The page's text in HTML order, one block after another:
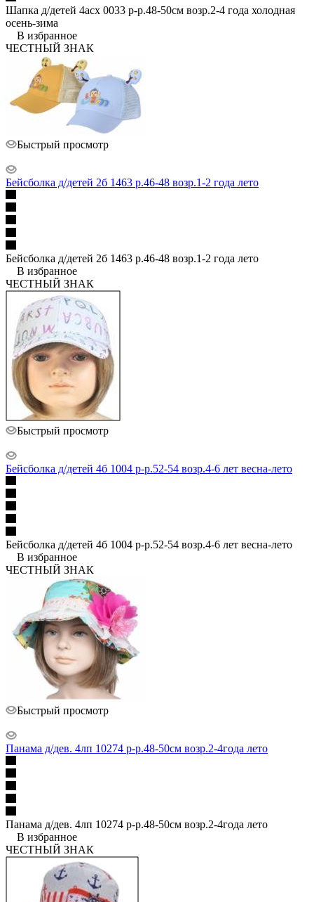
Шапка д/детей 4асх 0033 р-р.48-50см возр.2-4 года холодная
осень-зима
В избранное
ЧЕСТНЫЙ ЗНАК
Быстрый просмотр
Бейсболка д/детей 2б 1463 р.46-48 возр.1-2 года лето
Бейсболка д/детей 2б 1463 р.46-48 возр.1-2 года лето
В избранное
ЧЕСТНЫЙ ЗНАК
Быстрый просмотр
Бейсболка д/детей 4б 1004 р-р.52-54 возр.4-6 лет весна-лето
Бейсболка д/детей 4б 1004 р-р.52-54 возр.4-6 лет весна-лето
В избранное
ЧЕСТНЫЙ ЗНАК
Быстрый просмотр
Панама д/дев. 4лп 10274 р-р.48-50см возр.2-4года лето
Панама д/дев. 4лп 10274 р-р.48-50см возр.2-4года лето
В избранное
ЧЕСТНЫЙ ЗНАК